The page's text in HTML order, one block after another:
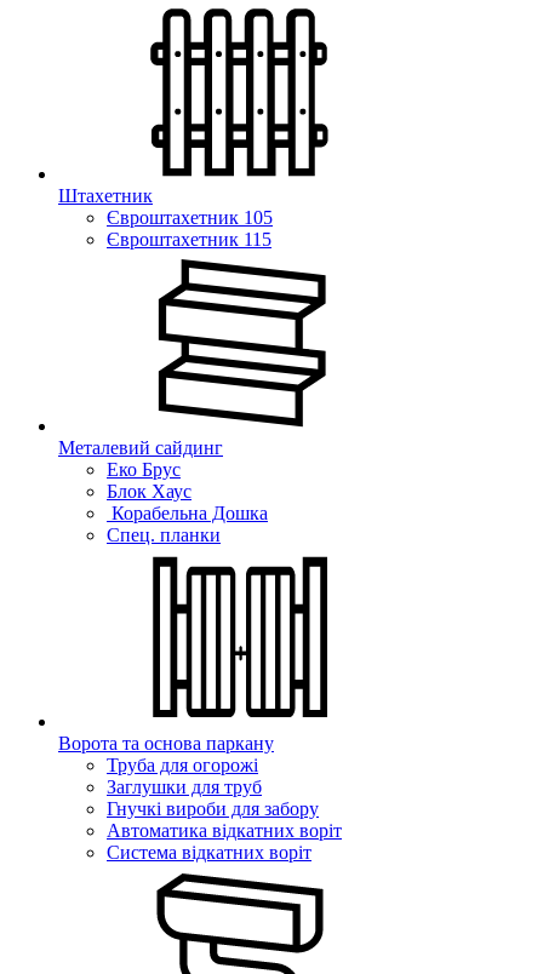
Штахетник
Євроштахетник 105
Євроштахетник 115
Металевий сайдинг
Еко Брус
Блок Хаус
Корабельна Дошка
Спец. планки
Ворота та основа паркану
Труба для огорожі
Заглушки для труб
Гнучкі вироби для забору
Автоматика відкатних воріт
Система відкатних воріт